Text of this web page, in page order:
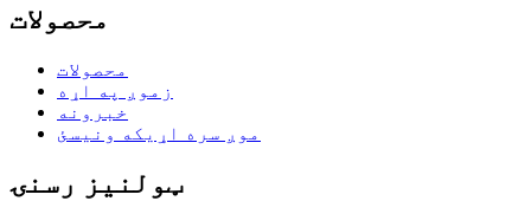
محصولات
محصولات
زموږ په اړه
خبرونه
موږ سره اړیکه ونیسئ
ټولنیز رسنۍ